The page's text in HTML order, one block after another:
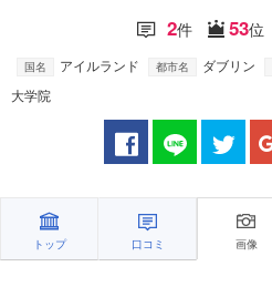
2件 53位
国名 アイルランド 都市名 ダブリン
大学院
トップ 口コミ 画像